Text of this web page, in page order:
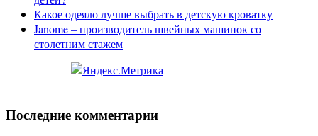
Какое одеяло лучше выбрать в детскую кроватку
Janome – производитель швейных машинок со
столетним стажем
Последние комментарии